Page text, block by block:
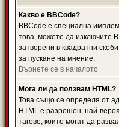
Какво е BBCode?
BBCode е специална
това, можете да изключите
затворени в квадратни
за пускане на мнение.
Върнете се в началото
Мога ли да ползвам HTML?
Това също се определя от
HTML е разрешен, най-
тагове, които могат да